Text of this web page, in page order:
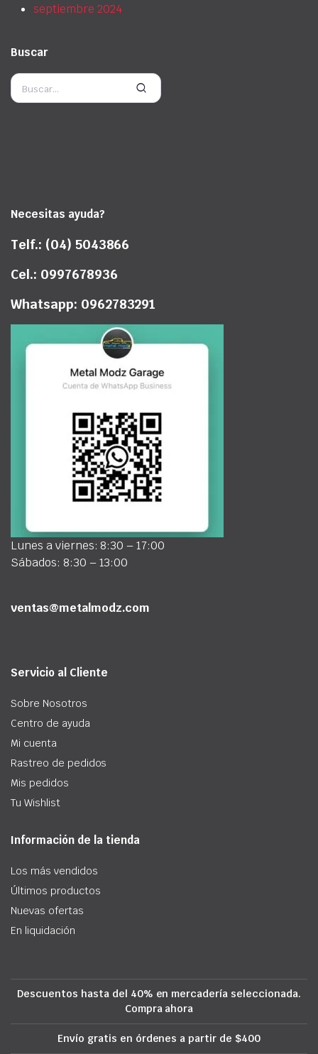
septiembre 2024
Buscar
Necesitas ayuda?
Telf.: (04) 5043866
Cel.: 0997678936
Whatsapp: 0962783291
Lunes a viernes: 8:30 – 17:00
Sábados: 8:30 – 13:00
ventas@metalmodz.com
Servicio al Cliente
Sobre Nosotros
Centro de ayuda
Mi cuenta
Rastreo de pedidos
Mis pedidos
Tu Wishlist
Información de la tienda
Los más vendidos
Últimos productos
Nuevas ofertas
En liquidación
Descuentos hasta del 40% en mercadería seleccionada.
Compra ahora
Envío gratis en órdenes a partir de $400